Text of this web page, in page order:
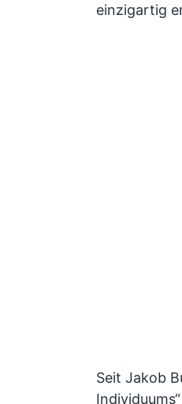
einzigartig
Seit Jakob